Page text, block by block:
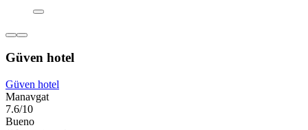
Güven hotel
Güven hotel
Manavgat
7.6/10
Bueno